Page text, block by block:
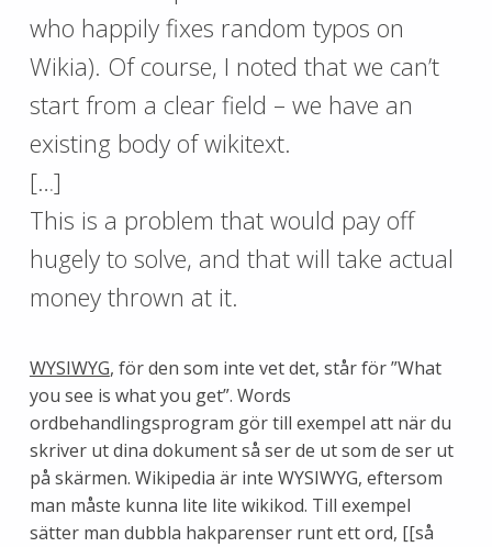
who happily fixes random typos on
Wikia). Of course, I noted that we can’t
start from a clear field – we have an
existing body of wikitext.
[…]
This is a problem that would pay off
hugely to solve, and that will take actual
money thrown at it.
WYSIWYG, för den som inte vet det, står för ”What
you see is what you get”. Words
ordbehandlingsprogram gör till exempel att när du
skriver ut dina dokument så ser de ut som de ser ut
på skärmen. Wikipedia är inte WYSIWYG, eftersom
man måste kunna lite lite wikikod. Till exempel
sätter man dubbla hakparenser runt ett ord, [[så